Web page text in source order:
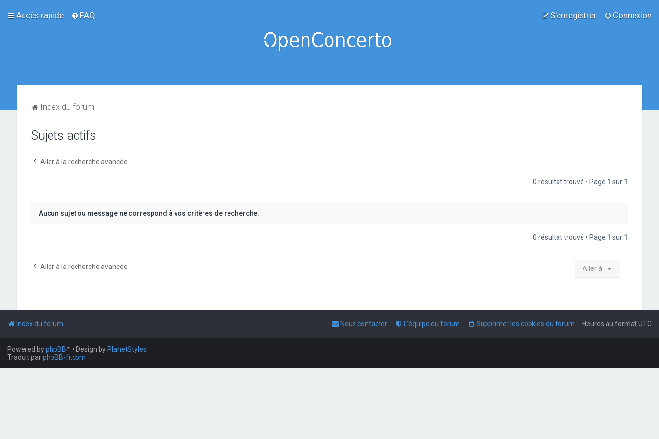
Accès rapide FAQ Connexion
S’enregistrer
Index du forum
Sujets actifs
Aller à la recherche avancée
0 résultat trouvé • Page 1 sur 1
Aucun sujet ou message ne correspond à vos critères de recherche.
0 résultat trouvé • Page 1 sur 1
Aller à la recherche avancée Aller à
Index du forum Heures au formatUTC
Supprimer les cookies du forum
L’équipe du forum
Nous contacter
Powered byphpBB™ • Design by PlanetStyles
Traduit parphpBB-fr.com